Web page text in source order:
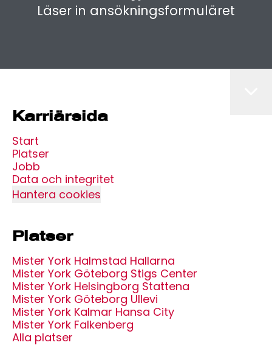
Läser in ansökningsformuläret
Karriärsida
Start
Platser
Jobb
Data och integritet
Hantera cookies
Platser
Mister York Halmstad Hallarna
Mister York Göteborg Stigs Center
Mister York Helsingborg Stattena
Mister York Göteborg Ullevi
Mister York Kalmar Hansa City
Mister York Falkenberg
Alla platser